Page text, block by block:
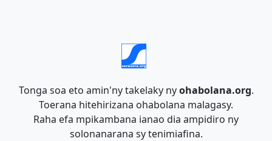
Tonga soa eto amin'ny takelaky nyohabolana.org.
Toerana hitehirizana ohabolana malagasy.
Raha efa mpikambana ianao dia ampidiro ny
solonanarana sy tenimiafina.